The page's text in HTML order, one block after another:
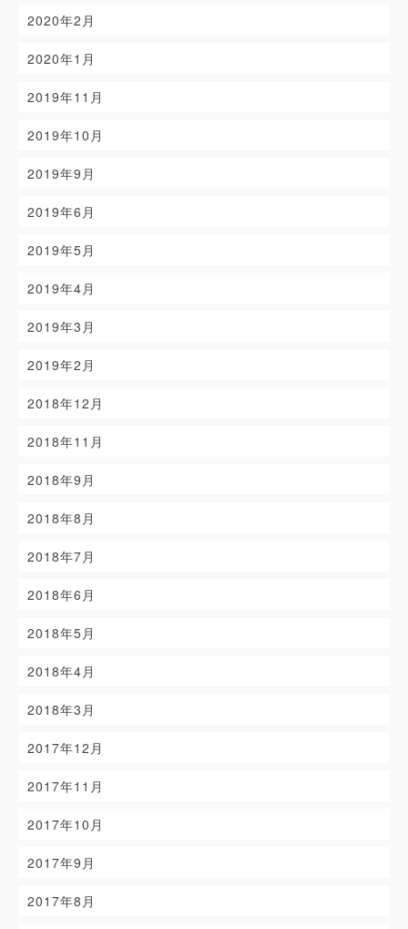
2020年2月
2020年1月
2019年11月
2019年10月
2019年9月
2019年6月
2019年5月
2019年4月
2019年3月
2019年2月
2018年12月
2018年11月
2018年9月
2018年8月
2018年7月
2018年6月
2018年5月
2018年4月
2018年3月
2017年12月
2017年11月
2017年10月
2017年9月
2017年8月